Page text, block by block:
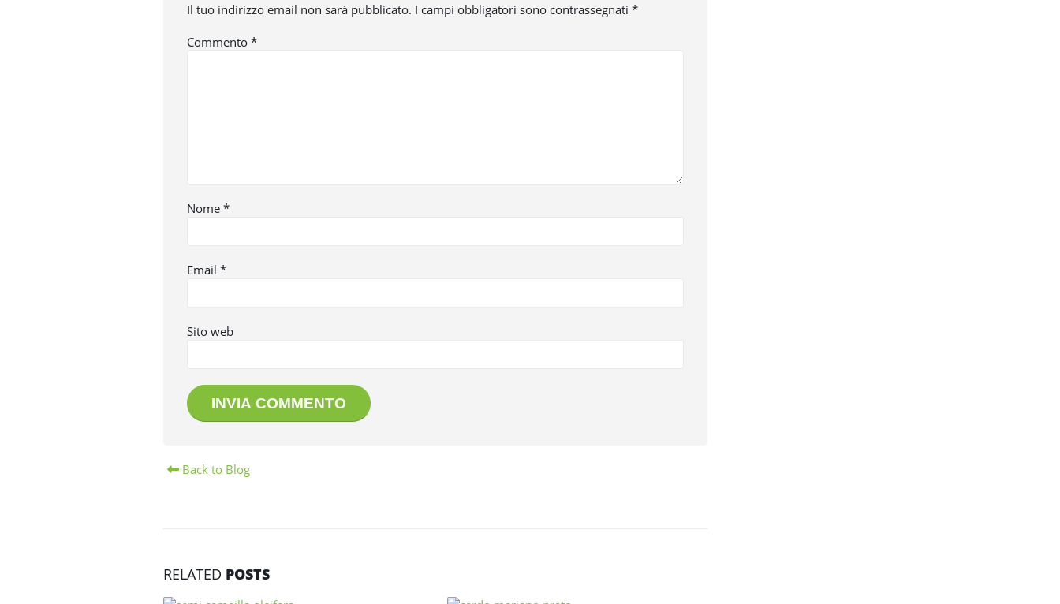
Il tuo indirizzo email non sarà pubblicato. I campi obbligatori sono contrassegnati *
Commento *
Nome *
Email *
Sito web
Back to Blog
RELATED POSTS